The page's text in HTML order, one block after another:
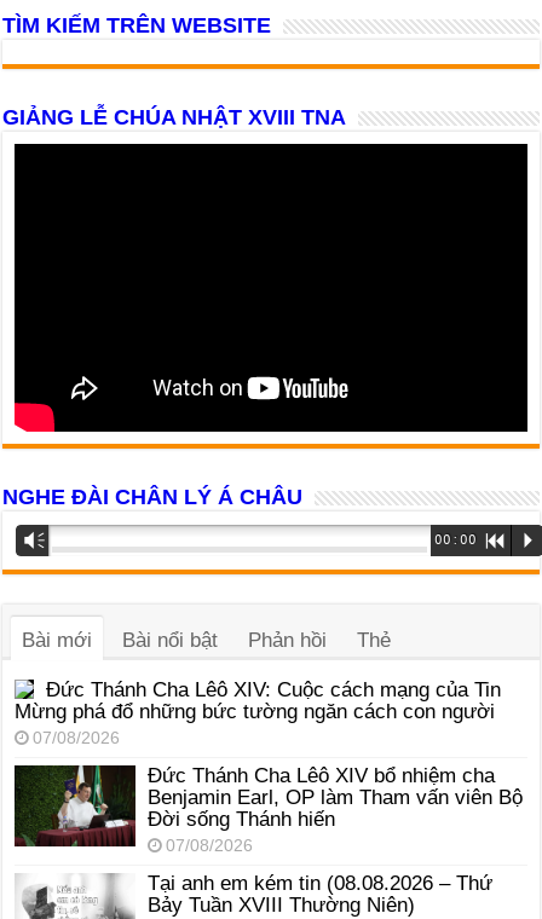
TÌM KIẾM TRÊN WEBSITE
GIẢNG LỄ CHÚA NHẬT XVIII TNA
NGHE ĐÀI CHÂN LÝ Á CHÂU
Trình
phát
Vm 00:00 R P
Bài mới Bài nổi bật Phản hồi Thẻ
Đức Thánh Cha Lêô XIV: Cuộc cách mạng của Tin
Mừng phá đổ những bức tường ngăn cách con người
07/08/2026
Đức Thánh Cha Lêô XIV bổ nhiệm cha
Benjamin Earl, OP làm Tham vấn viên Bộ
Đời sống Thánh hiến
07/08/2026
Tại anh em kém tin (08.08.2026 – Thứ
Bảy Tuần XVIII Thường Niên)